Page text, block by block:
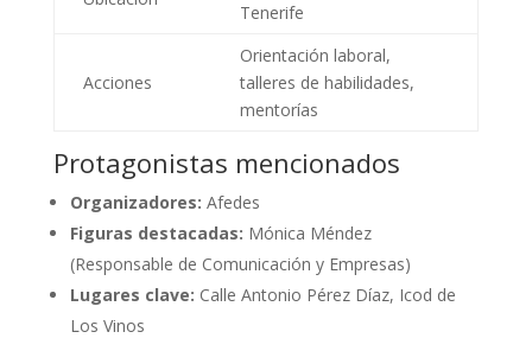
Tenerife
Acciones
Orientación laboral,
talleres de habilidades,
mentorías
Protagonistas mencionados
Organizadores: Afedes
Figuras destacadas: Mónica Méndez
(Responsable de Comunicación y Empresas)
Lugares clave: Calle Antonio Pérez Díaz, Icod de
Los Vinos